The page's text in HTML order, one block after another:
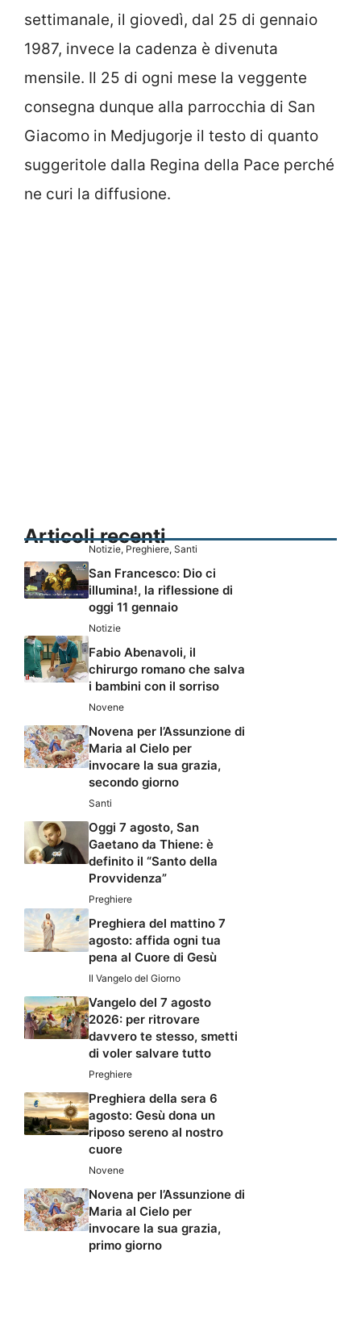
settimanale, il giovedì, dal 25 di gennaio
1987, invece la cadenza è divenuta
mensile. Il 25 di ogni mese la veggente
consegna dunque alla parrocchia di San
Giacomo in Medjugorje il testo di quanto
suggeritole dalla Regina della Pace perché
ne curi la diffusione.
Articoli recenti
Notizie, Preghiere, Santi
San Francesco: Dio ci
illumina!, la riflessione di
oggi 11 gennaio
Notizie
Fabio Abenavoli, il
chirurgo romano che salva
i bambini con il sorriso
Novene
Novena per l’Assunzione di
Maria al Cielo per
invocare la sua grazia,
secondo giorno
Santi
Oggi 7 agosto, San
Gaetano da Thiene: è
definito il “Santo della
Provvidenza”
Preghiere
Preghiera del mattino 7
agosto: affida ogni tua
pena al Cuore di Gesù
Il Vangelo del Giorno
Vangelo del 7 agosto
2026: per ritrovare
davvero te stesso, smetti
di voler salvare tutto
Preghiere
Preghiera della sera 6
agosto: Gesù dona un
riposo sereno al nostro
cuore
Novene
Novena per l’Assunzione di
Maria al Cielo per
invocare la sua grazia,
primo giorno